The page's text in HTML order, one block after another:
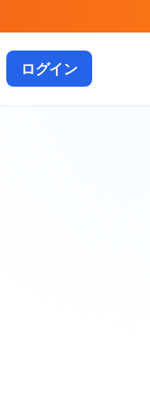
ログイン